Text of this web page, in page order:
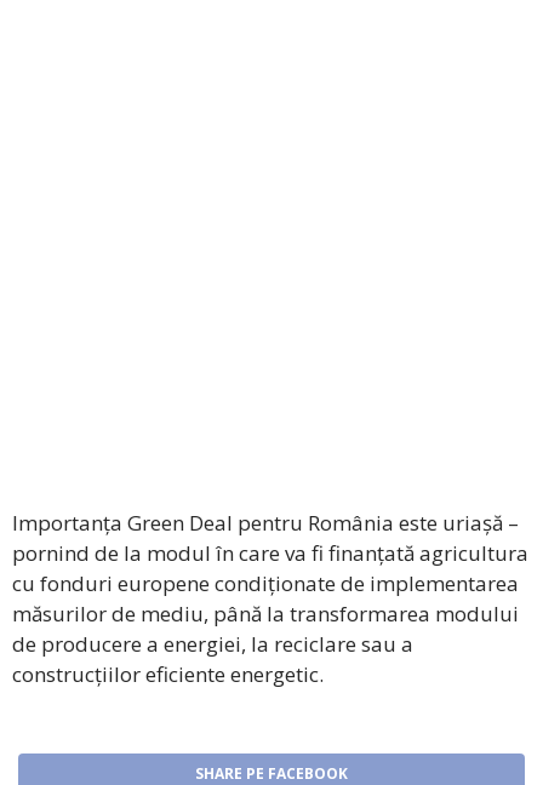
Importanța Green Deal pentru România este uriașă –
pornind de la modul în care va fi finanțată agricultura
cu fonduri europene condiționate de implementarea
măsurilor de mediu, până la transformarea modului
de producere a energiei, la reciclare sau a
construcțiilor eficiente energetic.
SHARE PE FACEBOOK